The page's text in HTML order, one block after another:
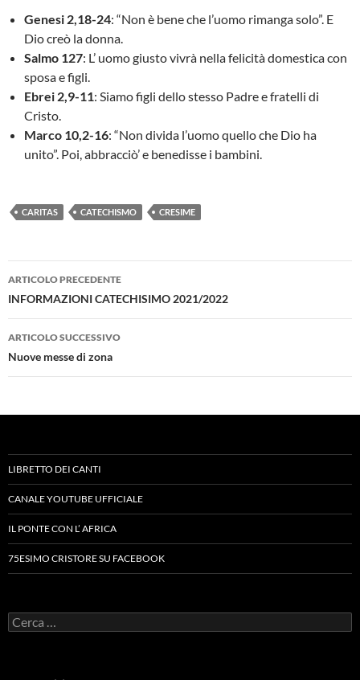
Genesi 2,18-24: “Non è bene che l’uomo rimanga solo”. E
Dio creò la donna.
Salmo 127: L’ uomo giusto vivrà nella felicità domestica con
sposa e figli.
Ebrei 2,9-11: Siamo figli dello stesso Padre e fratelli di
Cristo.
Marco 10,2-16: “Non divida l’uomo quello che Dio ha
unito”. Poi, abbracciò’ e benedisse i bambini.
CARITAS CATECHISMO CRESIME
Navigazione
articolo
ARTICOLO PRECEDENTE
INFORMAZIONI CATECHISIMO 2021/2022
ARTICOLO SUCCESSIVO
Nuove messe di zona
LIBRETTO DEI CANTI
CANALE YOUTUBE UFFICIALE
IL PONTE CON L’ AFRICA
75ESIMO CRISTORE SU FACEBOOK
Ricerca
per: